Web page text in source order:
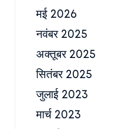
मई 2026
नवंबर 2025
अक्तूबर 2025
सितंबर 2025
जुलाई 2023
मार्च 2023